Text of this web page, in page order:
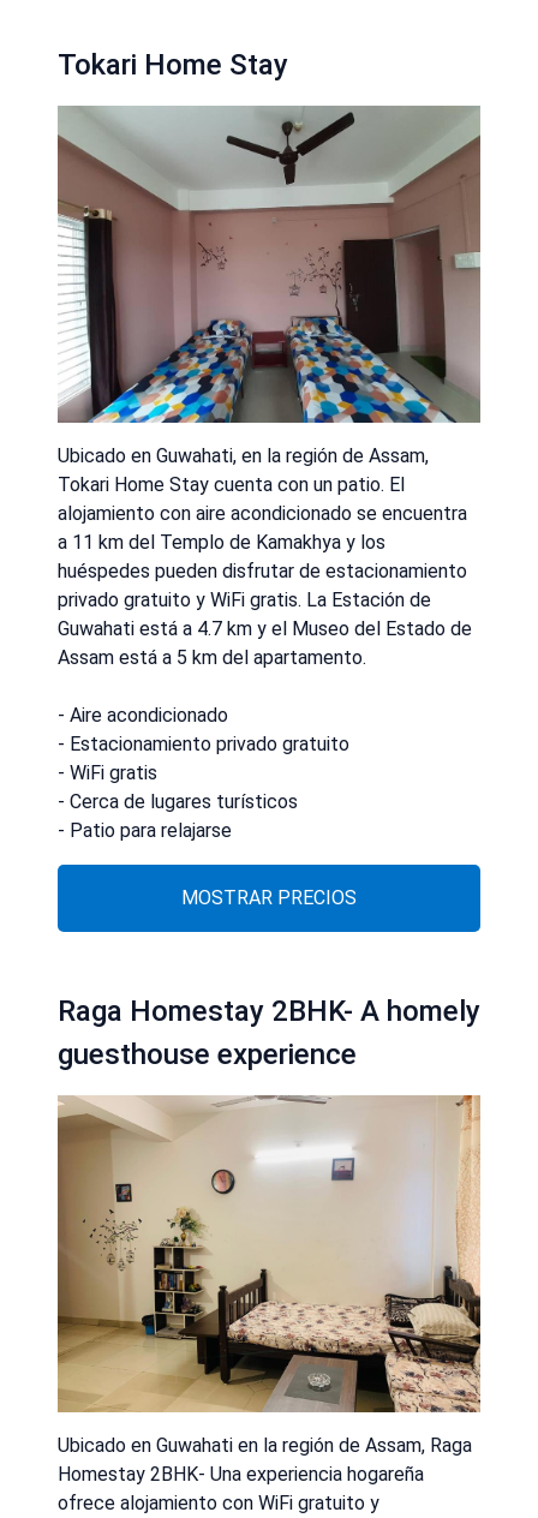
Tokari Home Stay
Ubicado en Guwahati, en la región de Assam,
Tokari Home Stay cuenta con un patio. El
alojamiento con aire acondicionado se encuentra
a 11 km del Templo de Kamakhya y los
huéspedes pueden disfrutar de estacionamiento
privado gratuito y WiFi gratis. La Estación de
Guwahati está a 4.7 km y el Museo del Estado de
Assam está a 5 km del apartamento.
- Aire acondicionado
- Estacionamiento privado gratuito
- WiFi gratis
- Cerca de lugares turísticos
- Patio para relajarse
MOSTRAR PRECIOS
Raga Homestay 2BHK- A homely
guesthouse experience
Ubicado en Guwahati en la región de Assam, Raga
Homestay 2BHK- Una experiencia hogareña
ofrece alojamiento con WiFi gratuito y